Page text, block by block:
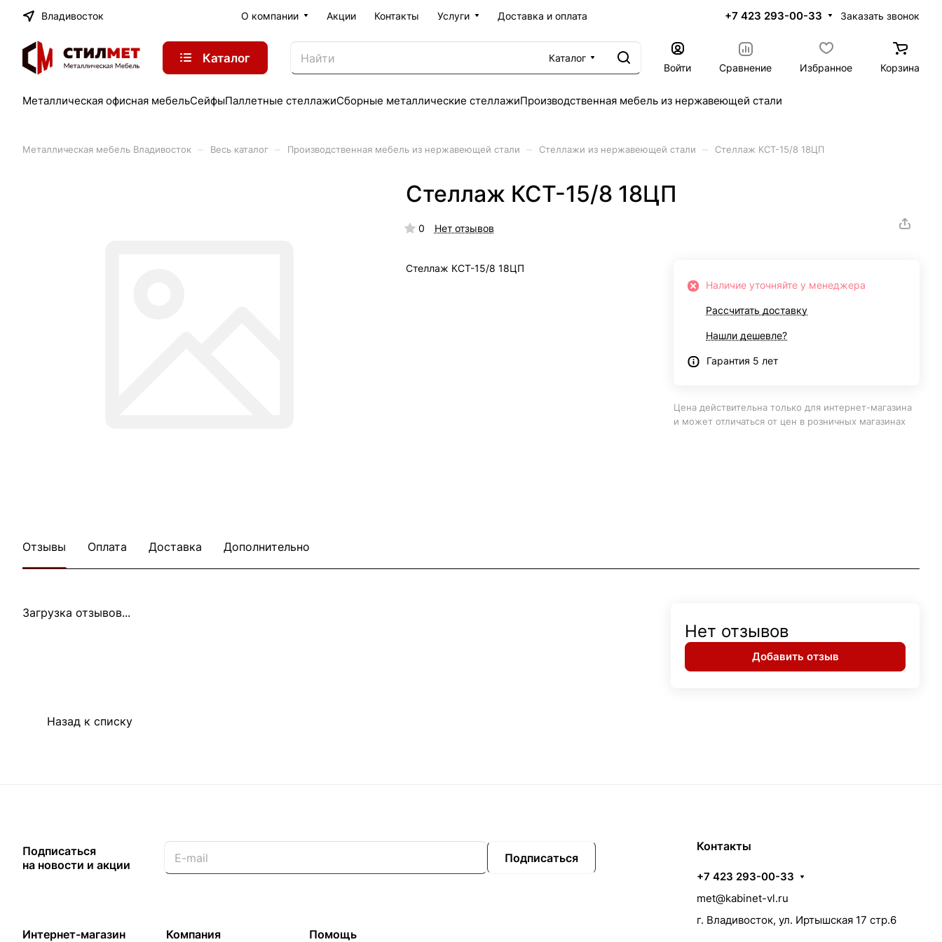
Владивосток О компании Акции Контакты Услуги Доставка и оплата +7 423 293-00-33 Заказать звонок
Каталог
Каталог
Войти
Сравнение Избранное Корзина
Металлическая офисная мебельСейфыПаллетные стеллажиСборные металлические стеллажиПроизводственная мебель из нержавеющей стали
Металлическая мебель Владивосток Весь каталог Производственная мебель из нержавеющей стали Стеллажи из нержавеющей стали Стеллаж КСТ-15/8 18ЦП
Стеллаж КСТ-15/8 18ЦП
0 Нет отзывов
Стеллаж КСТ-15/8 18ЦП
Наличие уточняйте у менеджера
Рассчитать доставку
Нашли дешевле?
Гарантия 5 лет
Цена действительна только для интернет-магазина
и может отличаться от цен в розничных магазинах
Отзывы Оплата Доставка Дополнительно
Загрузка отзывов...
Нет отзывов
Добавить отзыв
Назад к списку
Подписаться
на новости и акции
Подписаться
Интернет-магазин Компания Помощь
Контакты
+7 423 293-00-33
met@kabinet-vl.ru
г. Владивосток, ул. Иртышская 17 стр.6